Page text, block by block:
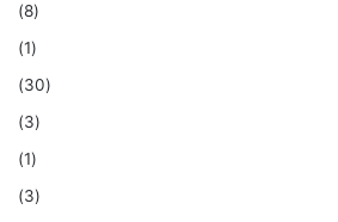
(8)
(1)
(30)
(3)
(1)
(3)